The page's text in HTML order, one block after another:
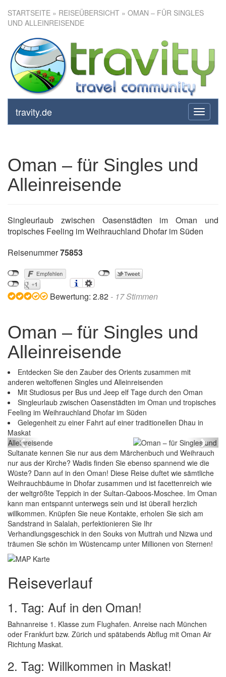
STARTSEITE » REISEÜBERSICHT » OMAN – FÜR SINGLES
UND ALLEINREISENDE
toggle
travity.de
Oman – für Singles und
Alleinreisende
Oman – für Singles und
Alleinreisende
Singleurlaub zwischen Oasenstädten im Oman und
tropisches Feeling im Weihrauchland Dhofar im Süden
Reisenummer75853
Bewertung: 2.82 - 17Stimmen
Oman – für Singles und
Alleinreisende
Entdecken Sie den Zauber des Orients zusammen mit
anderen weltoffenen Singles und Alleinreisenden
Mit Studiosus per Bus und Jeep elf Tage durch den Oman
Singleurlaub zwischen Oasenstädten im Oman und tropisches
Feeling im Weihrauchland Dhofar im Süden
Gelegenheit zu einer Fahrt auf einer traditionellen Dhau in
Maskat
Oman – für Singles und Alleinreisende
Previous Next
Sultanate kennen Sie nur aus dem Märchenbuch und Weihrauch
nur aus der Kirche? Wadis finden Sie ebenso spannend wie die
Wüste? Dann auf in den Oman! Diese Reise duftet wie sämtliche
Weihrauchbäume in Dhofar zusammen und ist facettenreich wie
der weltgrößte Teppich in der Sultan-Qaboos-Moschee. Im Oman
kann man entspannt unterwegs sein und ist überall herzlich
willkommen. Knüpfen Sie neue Kontakte, erholen Sie sich am
Sandstrand in Salalah, perfektionieren Sie Ihr
Verhandlungsgeschick in den Souks von Muttrah und Nizwa und
träumen Sie schön im Wüstencamp unter Millionen von Sternen!
Reiseverlauf
1. Tag: Auf in den Oman!
Bahnanreise 1. Klasse zum Flughafen. Anreise nach München
oder Frankfurt bzw. Zürich und spätabends Abflug mit Oman Air
Richtung Maskat.
2. Tag: Willkommen in Maskat!